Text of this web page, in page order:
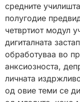
средните
полугодие
четвртиот модул
дигиталната
обработуваа во
анксиозноста,
личната
од овие теми се